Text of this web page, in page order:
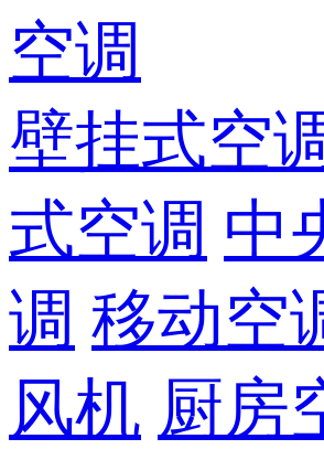
空调
壁挂式空
式空调 中
调 移动空
风机 厨房